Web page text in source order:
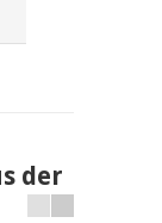
der